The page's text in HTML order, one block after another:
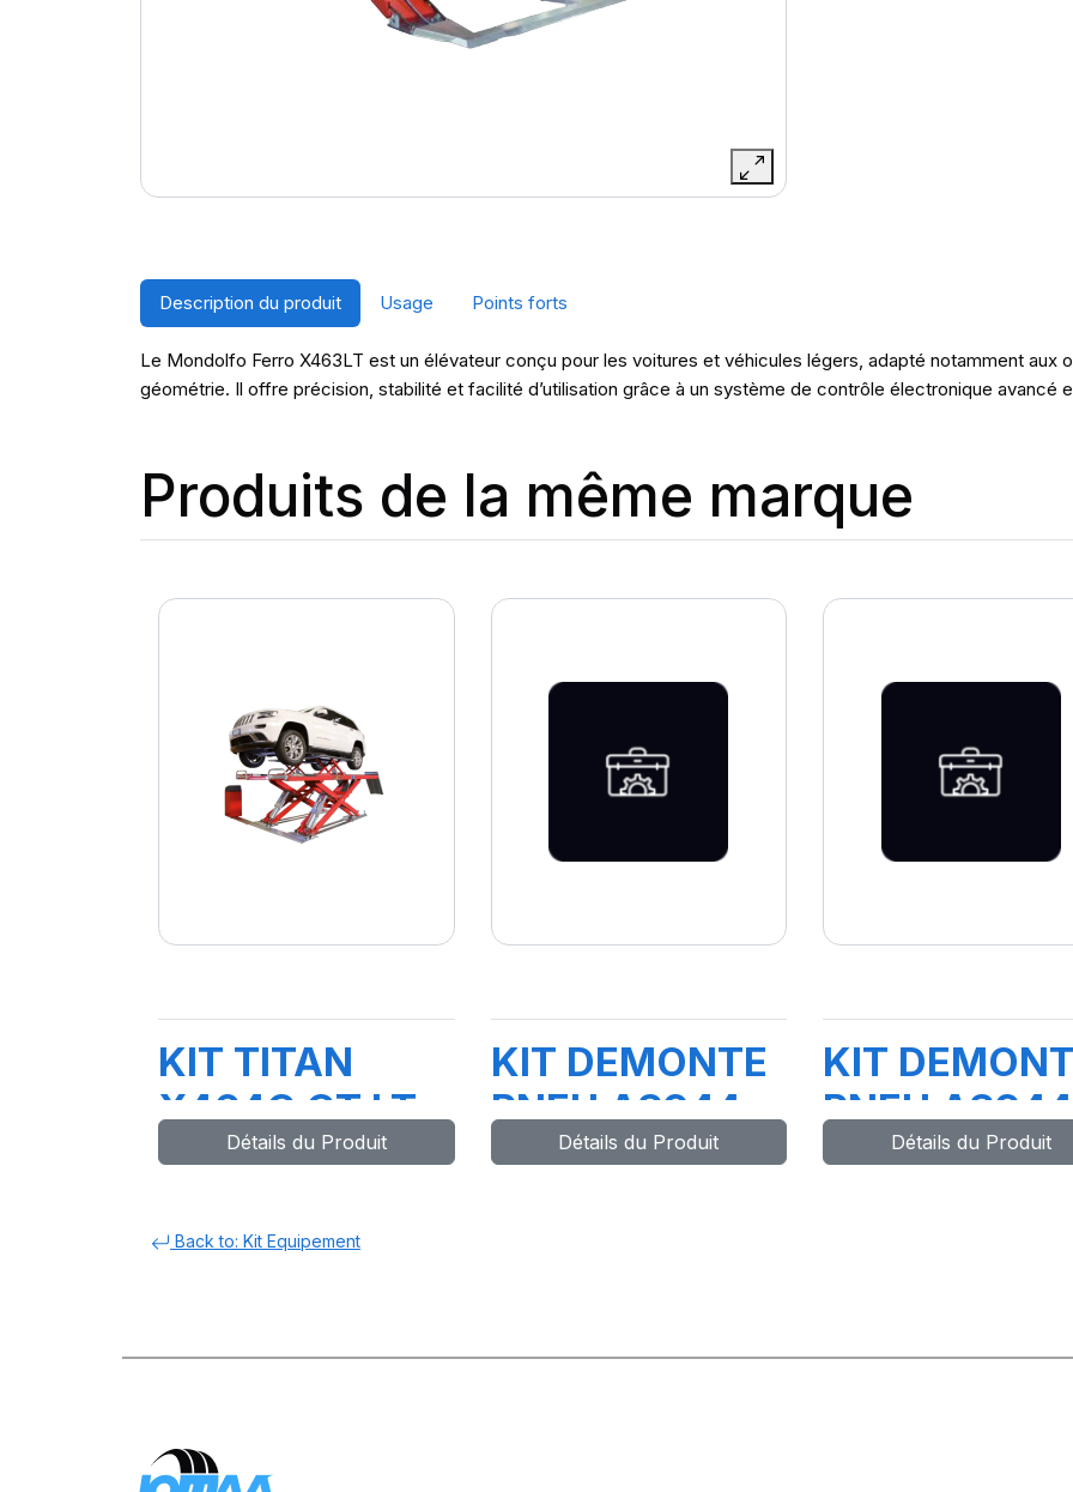
Description du produit Usage Points forts
Le Mondolfo Ferro X463LT est un élévateur conçu pour les voitures et véhicules légers, adapté notamment aux
géométrie. Il offre précision, stabilité et facilité d’utilisation grâce à un système de contrôle électronique avancé
Produits de la même marque
KIT TITAN
X464C CT LT
Détails du Produit
KIT DEMONTE
PNEU AS944
2V SUPER RM
Détails du Produit
KIT
PNEU AS944
2V AVEC
Détails du Produit
Back to: Kit Equipement